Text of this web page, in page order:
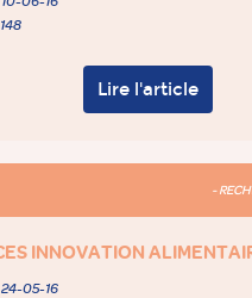
Lire l'article
-
INNOVATION
24-05-16